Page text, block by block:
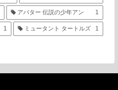
アバター 伝説の少年アン 1
1 ミュータント タートルズ 1